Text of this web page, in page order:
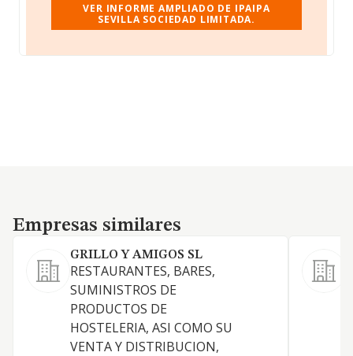
VER INFORME AMPLIADO DE IPAIPA
SEVILLA SOCIEDAD LIMITADA.
Empresas similares
Empresas similares
GRILLO Y AMIGOS SL
RESTAURANTES, BARES,
SUMINISTROS DE
PRODUCTOS DE
HOSTELERIA, ASI COMO SU
VENTA Y DISTRIBUCION,